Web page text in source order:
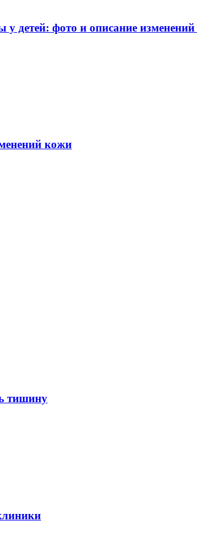
у детей: фото и описание
кожи
тишину